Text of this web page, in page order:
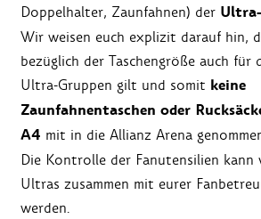
Doppelhalter, Zaunfahnen) der
Wir weisen euch explizit darauf hin,
bezüglich der Taschengröße auch für
Ultra-Gruppen gilt und somit keine
Zaunfahnentaschen oder
A4 mit in die Allianz Arena
Die Kontrolle der Fanutensilien kann
Ultras zusammen mit eurer
werden.